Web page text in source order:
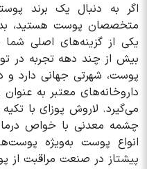
اگر به دنبال یک برند
متخصصان پوست هستید،
یکی از گزینه‌های اصلی شما
بیش از چند دهه تجربه در
پوست، شهرتی جهانی دارد و
داروخانه‌های معتبر به عنوان
می‌گیرد. لاروش پوزای با
چشمه معدنی با خواص
انواع پوست به‌ویژه
پیشتاز در صنعت مراقبت